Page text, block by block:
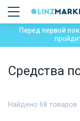
Перед первой
Средства
Найдено 68 товаров